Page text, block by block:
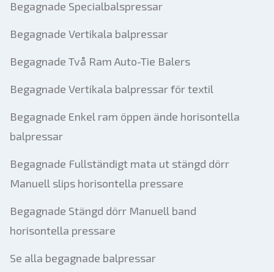
Begagnade Specialbalspressar
Begagnade Vertikala balpressar
Begagnade Två Ram Auto-Tie Balers
Begagnade Vertikala balpressar för textil
Begagnade Enkel ram öppen ände horisontella
balpressar
Begagnade Fullständigt mata ut stängd dörr
Manuell slips horisontella pressare
Begagnade Stängd dörr Manuell band
horisontella pressare
Se alla begagnade balpressar